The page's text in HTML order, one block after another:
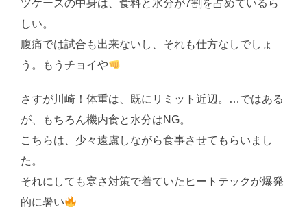
ツケースの中身は、食料と水分が7割を占めているら
しい。
腹痛では試合も出来ないし、それも仕方なしでしょ
う。もうチョイや
さすが川崎！体重は、既にリミット近辺。…ではある
が、もちろん機内食と水分はNG。
こちらは、少々遠慮しながら食事させてもらいまし
た。
それにしても寒さ対策で着ていたヒートテックが爆発
的に暑い